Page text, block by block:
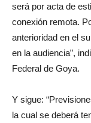
será por acta de
conexión remota.
anterioridad en el
en la audiencia”,
Federal de Goya.
Y sigue:
la cual se deberá